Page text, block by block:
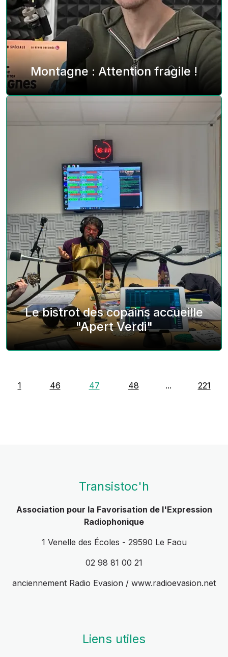
Montagne : Attention fragile !
Le bistrot des copains accueille
"Apert Verdi"
1 46 47 48 ... 221
Transistoc'h
Association pour la Favorisation de l'Expression
Radiophonique
1 Venelle des Écoles - 29590 Le Faou
02 98 81 00 21
anciennement Radio Evasion / www.radioevasion.net
Liens utiles